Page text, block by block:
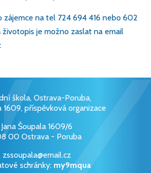
Elektronická
zájemce na tel 724 694 416 nebo 602
životopis je možno zaslat na email
škola, Ostrava-Poruba,
1609, příspěvková organizace
Jana Šoupala 1609/6
00 Ostrava - Poruba
zssoupala@email.cz
schránky: my9mqua